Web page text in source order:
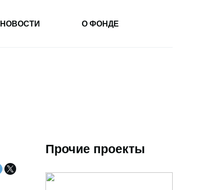
НОВОСТИ О ФОНДЕ
Прочие проекты